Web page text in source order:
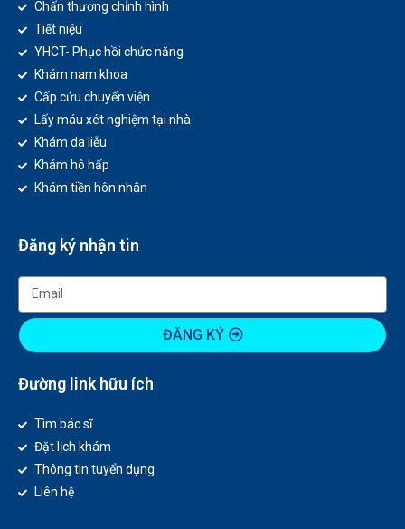
Chấn thương chỉnh hình
Tiết niệu
YHCT- Phục hồi chức năng
Khám nam khoa
Cấp cứu chuyển viện
Lấy máu xét nghiệm tại nhà
Khám da liễu
Khám hô hấp
Khám tiền hôn nhân
Đăng ký nhận tin
ĐĂNG KÝ
Đường link hữu ích
Tìm bác sĩ
Đặt lịch khám
Thông tin tuyển dụng
Liên hệ